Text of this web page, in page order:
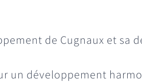
de Cugnaux et sa
un développement